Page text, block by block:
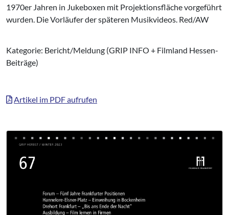
1970er Jahren in Jukeboxen mit Projektionsfläche vorgeführt
wurden. Die Vorläufer der späteren Musikvideos. Red/AW
Kategorie: Bericht/Meldung (GRIP INFO + Filmland Hessen-
Beiträge)
Artikel im PDF aufrufen